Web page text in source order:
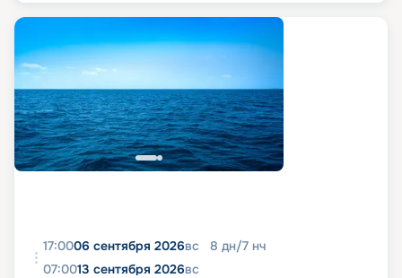
17:0006 сентября 2026вс 8 дн/7 нч
07:0013 сентября 2026вс